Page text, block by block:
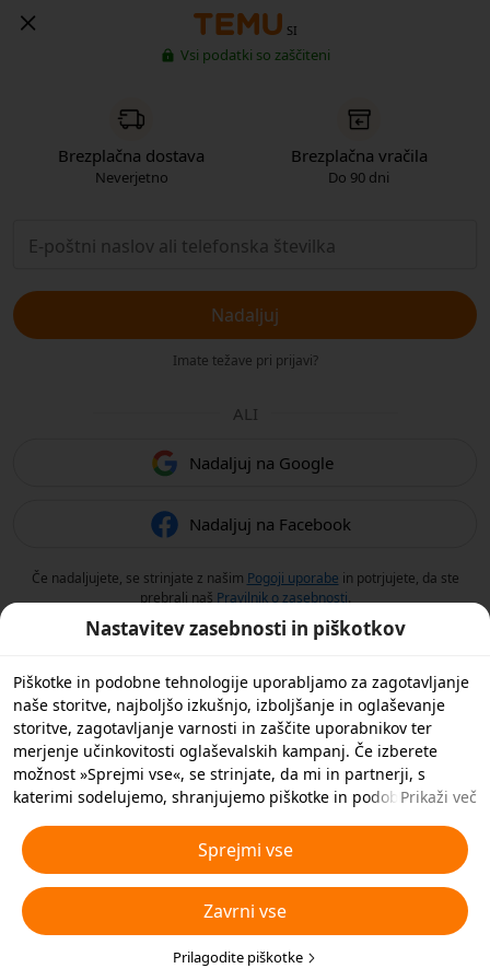
SI
Vsi podatki so zaščiteni
Brezplačna dostava
Neverjetno
Brezplačna vračila
Do 90 dni
Nadaljuj
Imate težave pri prijavi?
ALI
Nadaljuj na Google
Nadaljuj na Facebook
Če nadaljujete, se strinjate z našim Pogoji uporabe in potrjujete, da ste
prebrali naš Pravilnik o zasebnosti.
Nastavitev zasebnosti in piškotkov
Piškotke in podobne tehnologije uporabljamo za zagotavljanje
naše storitve, najboljšo izkušnjo, izboljšanje in oglaševanje
storitve, zagotavljanje varnosti in zaščite uporabnikov ter
merjenje učinkovitosti oglaševalskih kampanj. Če izberete
možnost »Sprejmi vse«, se strinjate, da mi in partnerji, s
katerimi sodelujemo, shranjujemo piškotke in podobne
na »Prilagodi piškotke« spodaj ali kadar koli v nastavitvah
zasebnosti lahko zavrnete vse nebistvene piškotke ali izberete,
katere vrste piškotkov želite sprejeti ali onemogočiti. Za več
podrobnosti si oglejte našPravilnik o piškotkih in podobnih
tehnologijah.
Prikaži več
Sprejmi vse
Zavrni vse
Prilagodite piškotke